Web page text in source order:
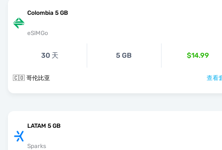
Colombia 5 GB
eSIMGo
30 天 5 GB $14.99
🇨🇴 哥伦比亚 查看
LATAM 5 GB
Sparks